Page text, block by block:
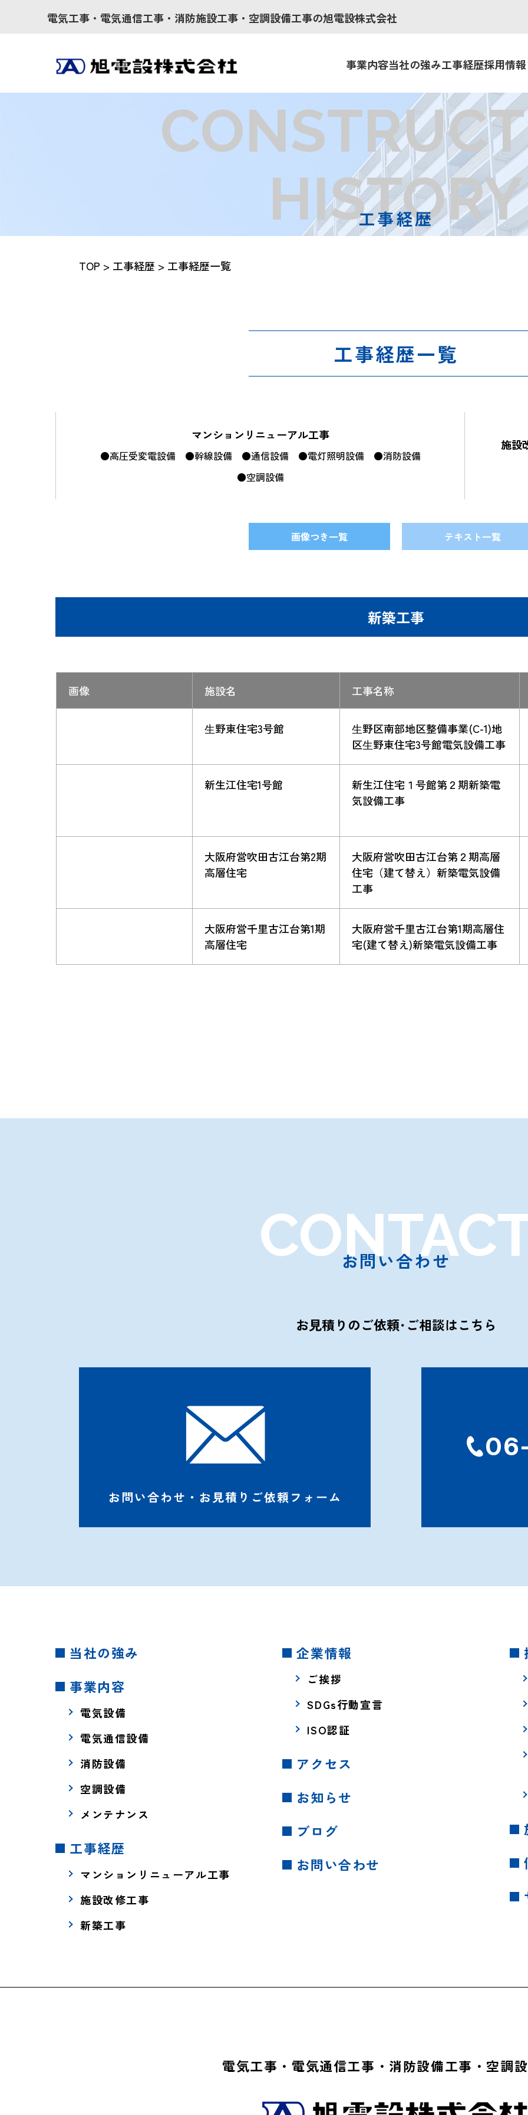
電気工事・電気通信工事・消防施設工事・空調設備工事の旭電設株式会社
事業内容当社の強み工事経歴採用情報
HISTORY
工事経歴
TOP > 工事経歴 > 工事経歴一覧
工事経歴一覧
マンションリニューアル工事
●高圧受変電設備 ●幹線設備 ●通信設備 ●電灯照明設備
●消防設備
●空調設備
施設
画像つき一覧 テキスト一覧
新築工事
画像 施設名 工事名称
⽣野東住宅3号館
⽣野区南部地区整備事業(C-1)地
区⽣野東住宅3号館電気設備工事
新生江住宅1号館
新生江住宅１号館第２期新築電
気設備工事
大阪府営吹田古江台第2期
高層住宅
大阪府営吹田古江台第２期高層
住宅（建て替え）新築電気設備
工事
大阪府営千里古江台第1期
高層住宅
大阪府営千里古江台第1期高層住
宅(建て替え)新築電気設備工事
お問い合わせ
お見積りのご依頼･ご相談はこちら
お問い合わせ・お見積りご依頼フォーム
当社の強み
事業内容
電気設備
電気通信設備
消防設備
空調設備
メンテナンス
工事経歴
マンションリニューアル工事
施設改修工事
新築工事
企業情報
ご挨拶
SDGs行動宣言
ISO認証
アクセス
お知らせ
ブログ
お問い合わせ
電気工事・電気通信工事・消防設備工事・空調